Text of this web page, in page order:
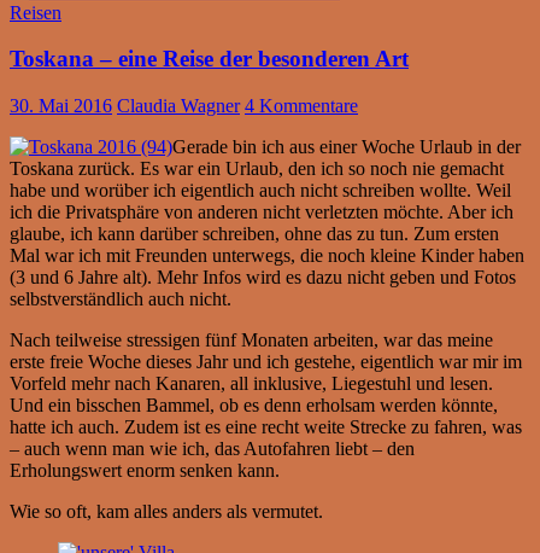
Reisen
Toskana – eine Reise der besonderen Art
30. Mai 2016 Claudia Wagner 4 Kommentare
Gerade bin ich aus einer Woche Urlaub in der
Toskana zurück. Es war ein Urlaub, den ich so noch nie gemacht
habe und worüber ich eigentlich auch nicht schreiben wollte. Weil
ich die Privatsphäre von anderen nicht verletzten möchte. Aber ich
glaube, ich kann darüber schreiben, ohne das zu tun. Zum ersten
Mal war ich mit Freunden unterwegs, die noch kleine Kinder haben
(3 und 6 Jahre alt). Mehr Infos wird es dazu nicht geben und Fotos
selbstverständlich auch nicht.
Nach teilweise stressigen fünf Monaten arbeiten, war das meine
erste freie Woche dieses Jahr und ich gestehe, eigentlich war mir im
Vorfeld mehr nach Kanaren, all inklusive, Liegestuhl und lesen.
Und ein bisschen Bammel, ob es denn erholsam werden könnte,
hatte ich auch. Zudem ist es eine recht weite Strecke zu fahren, was
– auch wenn man wie ich, das Autofahren liebt – den
Erholungswert enorm senken kann.
Wie so oft, kam alles anders als vermutet.